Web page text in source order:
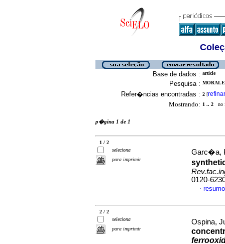
Base de dados : article
Pesquisa :
Refer�ncias encontradas : 2 [refinar
Mostrando: 1 .. 2 no
p�gina 1 de 1
1 / 2
seleciona
para imprimir
Garc�a,
0120-
·
2 / 2
seleciona
para imprimir
Ospina,